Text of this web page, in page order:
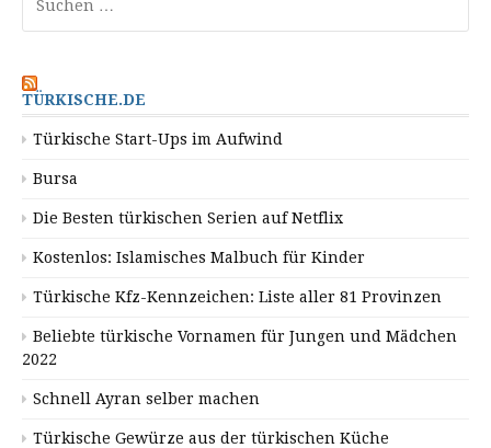
nach:
TÜRKISCHE.DE
Türkische Start-Ups im Aufwind
Bursa
Die Besten türkischen Serien auf Netflix
Kostenlos: Islamisches Malbuch für Kinder
Türkische Kfz-Kennzeichen: Liste aller 81 Provinzen
Beliebte türkische Vornamen für Jungen und Mädchen
2022
Schnell Ayran selber machen
Türkische Gewürze aus der türkischen Küche